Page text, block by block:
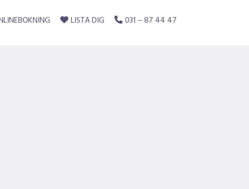
LISTA DIG 031 – 87 44 47
oss